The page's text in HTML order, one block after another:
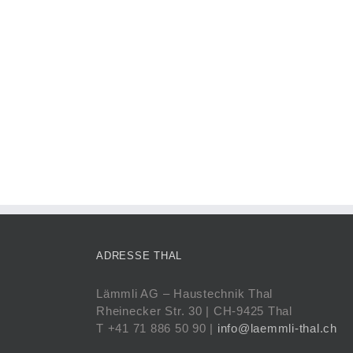
ADRESSE THAL
Lämmli AG – Haustechnik Thal
Rheinecker Str. 30 | CH-9425 Thal
T +41 71 886 50 90 | info@laemmli-thal.ch